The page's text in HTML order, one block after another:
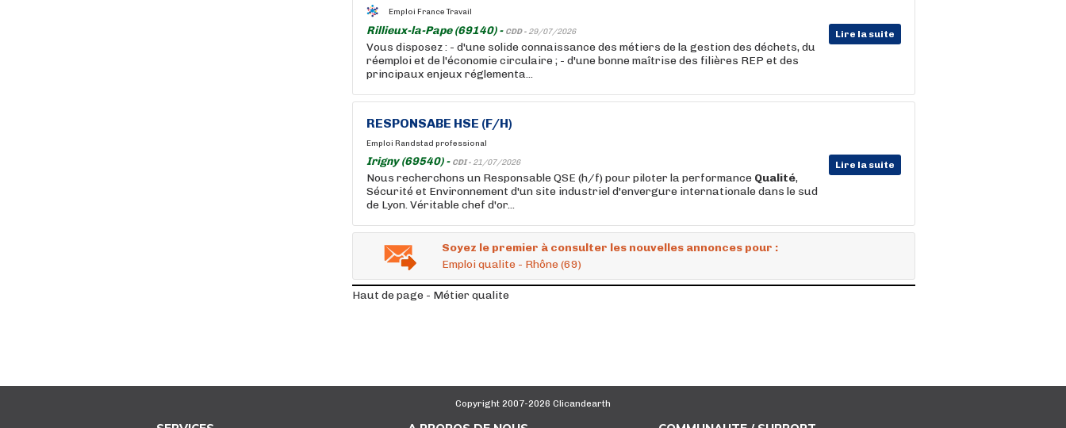
Emploi France Travail
Rillieux-la-Pape (69140) - CDD - 29/07/2026 Lire la suite
Vous disposez : - d'une solide connaissance des métiers de la gestion des déchets, du
réemploi et de l'économie circulaire ; - d'une bonne maîtrise des filières REP et des
principaux enjeux réglementa...
RESPONSABE HSE (F/H)
Emploi Randstad professional
Irigny (69540) - CDI - 21/07/2026 Lire la suite
Nous recherchons un Responsable QSE (h/f) pour piloter la performance Qualité,
Sécurité et Environnement d'un site industriel d'envergure internationale dans le sud
de Lyon. Véritable chef d'or...
Soyez le premier à consulter les nouvelles annonces pour :
Emploi qualite - Rhône (69)
Haut de page - Métier qualite
Copyright 2007-2026 Clicandearth